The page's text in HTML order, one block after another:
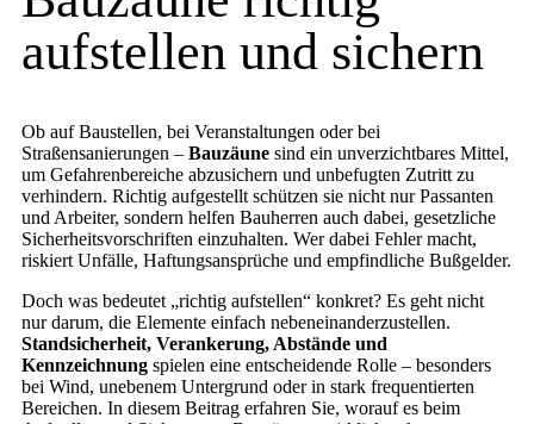
aufstellen und sichern
Ob auf Baustellen, bei Veranstaltungen oder bei
Straßensanierungen – Bauzäune sind ein unverzichtbares Mittel,
um Gefahrenbereiche abzusichern und unbefugten Zutritt zu
verhindern. Richtig aufgestellt schützen sie nicht nur Passanten
und Arbeiter, sondern helfen Bauherren auch dabei, gesetzliche
Sicherheitsvorschriften einzuhalten. Wer dabei Fehler macht,
riskiert Unfälle, Haftungsansprüche und empfindliche Bußgelder.
Doch was bedeutet „richtig aufstellen“ konkret? Es geht nicht
nur darum, die Elemente einfach nebeneinanderzustellen.
Standsicherheit, Verankerung, Abstände und
Kennzeichnung spielen eine entscheidende Rolle – besonders
bei Wind, unebenem Untergrund oder in stark frequentierten
Bereichen. In diesem Beitrag erfahren Sie, worauf es beim